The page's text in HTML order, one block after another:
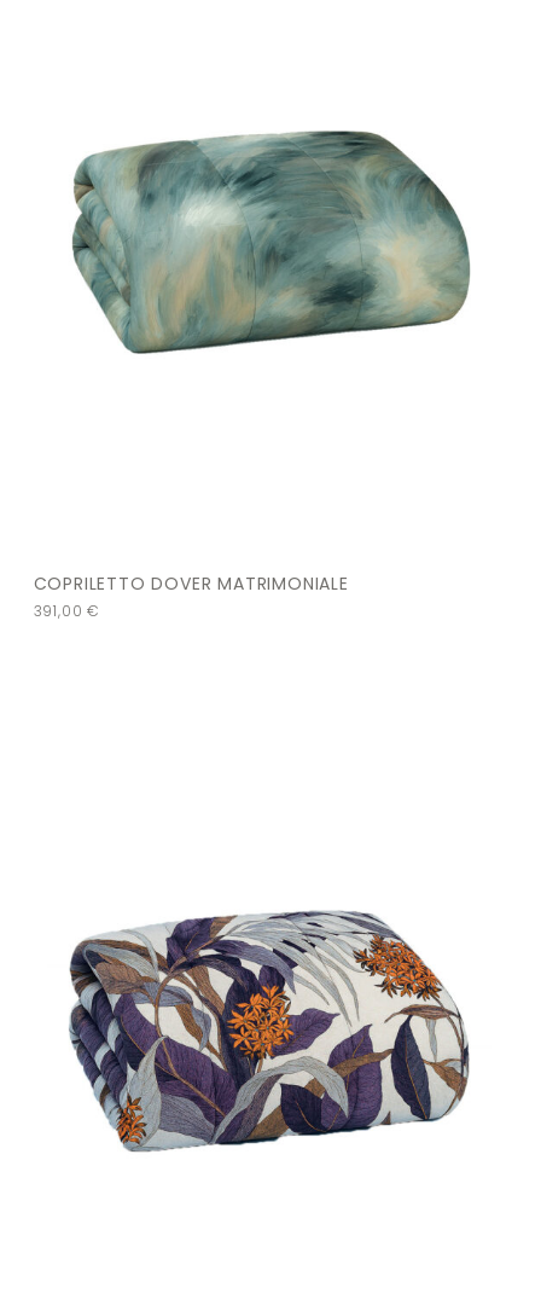
COPRILETTO DOVER MATRIMONIALE
391,00€